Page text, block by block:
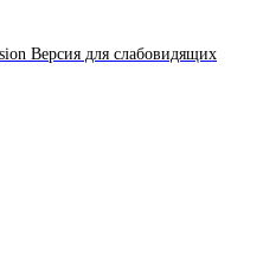
Версия для слабовидящих